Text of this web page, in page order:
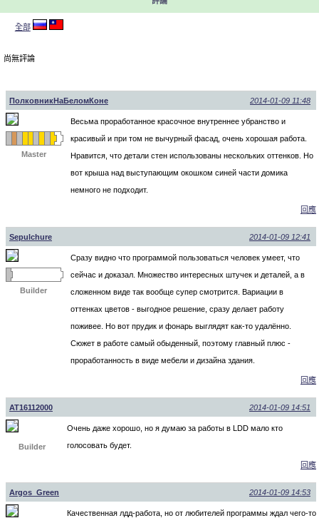
全部
尚無評論
ПолковникНаБеломКоне 2014-01-09 11:48
Master
Весьма проработанное красочное внутреннее убранство и
красивый и при том не вычурный фасад, очень хорошая работа.
Нравится, что детали стен использованы нескольких оттенков. Но
вот крыша над выступающим окошком синей части домика
немного не подходит.
回應
Sepulchure 2014-01-09 12:41
Builder
Сразу видно что программой пользоваться человек умеет, что
сейчас и доказал. Множество интересных штучек и деталей, а в
сложенном виде так вообще супер смотрится. Вариации в
оттенках цветов - выгодное решение, сразу делает работу
поживее. Но вот прудик и фонарь выглядят как-то удалённо.
Сюжет в работе самый обыденный, поэтому главный плюс -
проработанность в виде мебели и дизайна здания.
回應
AT16112000 2014-01-09 14:51
Builder
Очень даже хорошо, но я думаю за работы в LDD мало кто
голосовать будет.
回應
Argos_Green 2014-01-09 14:53
Качественная лдд-работа, но от любителей программы ждал чего-то